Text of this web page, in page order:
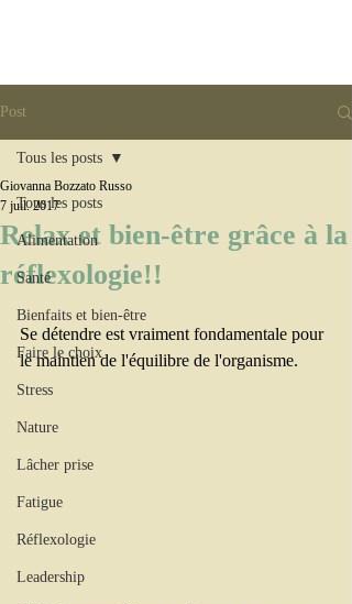
Post
Tous les posts
Alimentation
Santé
Bienfaits et bien-être
Faire le choix
Stress
Nature
Lâcher prise
Fatigue
Réflexologie
Leadership
Tous les posts
Relax et bien-être grâce à la
réflexologie!!
Giovanna Bozzato Russo
7 juil. 2017
Se détendre est vraiment fondamentale pour
le maintien de l'équilibre de l'organisme.